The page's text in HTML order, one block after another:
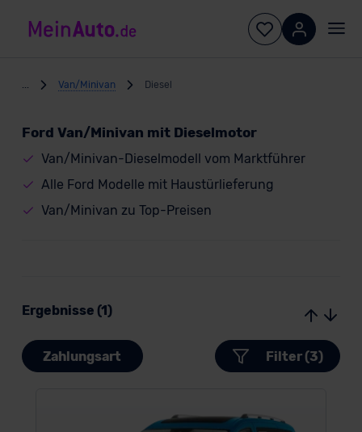
Van/Minivan Diesel
Ford Van/Minivan mit Dieselmotor
Van/Minivan-Dieselmodell vom Marktführer
Alle Ford Modelle mit Haustürlieferung
Van/Minivan zu Top-Preisen
Ergebnisse (1)
Zahlungsart Filter (3)